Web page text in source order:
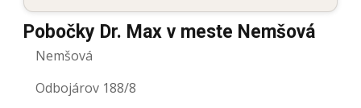
Pobočky Dr. Max v meste Nemšová
Nemšová
Odbojárov 188/8